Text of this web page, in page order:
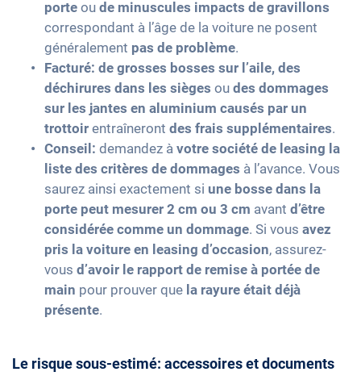
porte ou de minuscules impacts de gravillons
correspondant à l’âge de la voiture ne posent
généralement pas de problème.
Facturé: de grosses bosses sur l’aile, des
déchirures dans les sièges ou des dommages
sur les jantes en aluminium causés par un
trottoir entraîneront des frais supplémentaires.
Conseil: demandez à votre société de leasing la
liste des critères de dommages à l’avance. Vous
saurez ainsi exactement si une bosse dans la
porte peut mesurer 2 cm ou 3 cm avant d’être
considérée comme un dommage. Si vous avez
pris la voiture en leasing d’occasion, assurez-
vous d’avoir le rapport de remise à portée de
main pour prouver que la rayure était déjà
présente.
Le risque sous-estimé: accessoires et documents